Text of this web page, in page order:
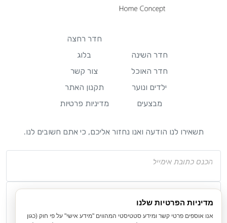
חדר השינה
חדר האוכל
ילדים ונוער
מבצעים
חדר רחצה
בלוג
צור קשר
תקנון האתר
מדיניות פרטיות
תשאירו לנו הודעה ואנו נחזור אליכם, כי אתם חשובים לנו.
מדיניות הפרטיות שלנו
אנו אוספים פרטי קשר ומידע סטטיסטי המהווים "מידע אישי" על פי חוק (כגון